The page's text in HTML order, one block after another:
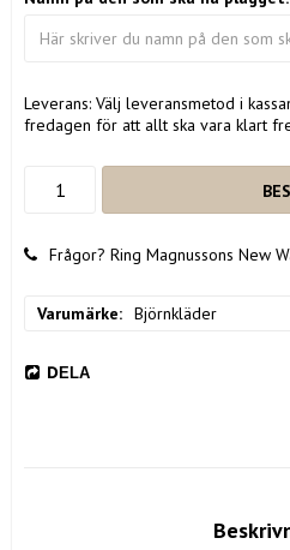
Leverans: Välj leveransmetod i
fredagen för att allt ska vara klart
Frågor? Ring Magnussons New
Varumärke Björnkläder
DELA